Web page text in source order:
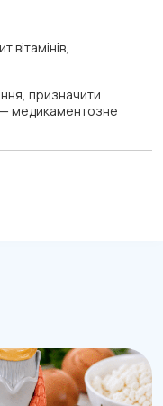
призначити
медикаментозне